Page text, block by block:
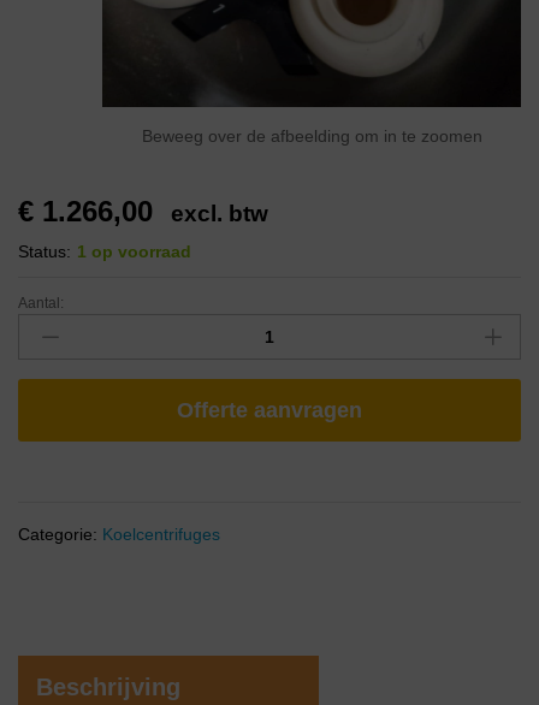
Beweeg over de afbeelding om in te zoomen
€ 1.266,00 excl. btw
Status: 1 op voorraad
Aantal:
Offerte aanvragen
Categorie: Koelcentrifuges
Beschrijving